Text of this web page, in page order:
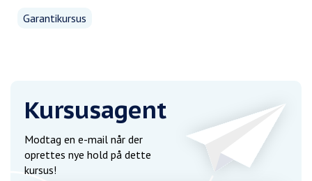
Garantikursus
Kursusagent
Modtag en e-mail når der
oprettes nye hold på dette
kursus!